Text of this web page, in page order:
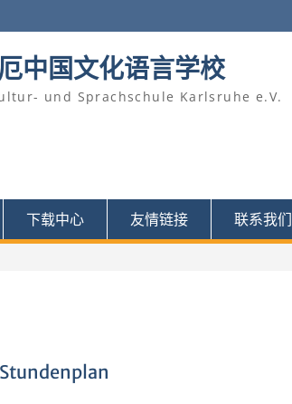
中国文化语言学校
und Sprachschule Karlsruhe e.V.
下载中心 友情链接 联系我们